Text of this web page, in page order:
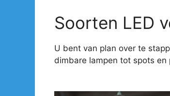
Soorten LED
U bent van plan over te
dimbare lampen tot spots